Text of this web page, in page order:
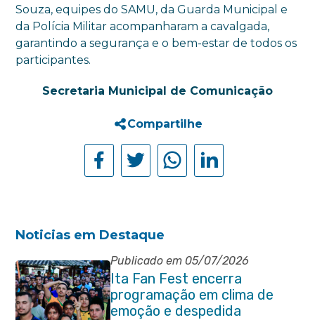
Souza, equipes do SAMU, da Guarda Municipal e
da Polícia Militar acompanharam a cavalgada,
garantindo a segurança e o bem-estar de todos os
participantes.
Secretaria Municipal de Comunicação
Compartilhe
Noticias em Destaque
Publicado em 05/07/2026
Ita Fan Fest encerra
programação em clima de
emoção e despedida